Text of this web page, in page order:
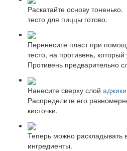
Раскатайте основу
тесто для пиццы готово.
Перенесите пласт при
тесто, на противень,
Противень предварительно
Нанесите сверху слой аджики
Распределите его
кисточки.
Теперь можно раскладывать
ингредиенты.